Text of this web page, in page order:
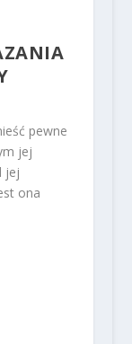
pewne
jej
jej
ona